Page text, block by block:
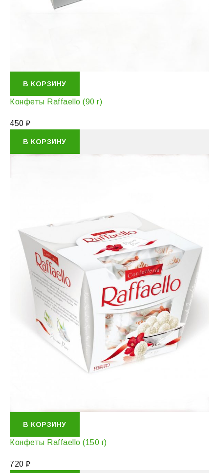
В КОРЗИНУ
Конфеты Raffaello (90 г)
450 ₽
В КОРЗИНУ
В КОРЗИНУ
Конфеты Raffaello (150 г)
720 ₽